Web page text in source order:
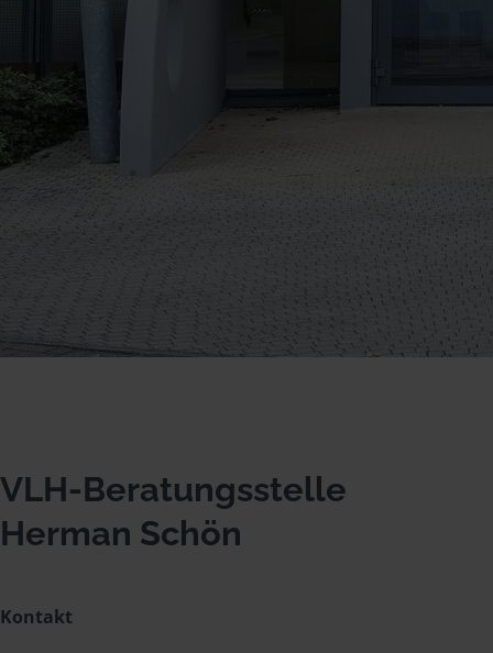
VLH-Beratungsstelle
Herman Schön
Kontakt